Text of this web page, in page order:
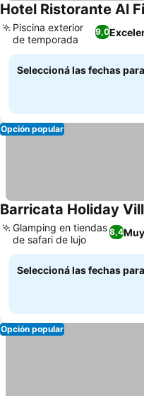
Hotel Ristorante Al
9,0
Piscina exterior
de temporada
Seleccioná las fechas
Opción popular
Barricata Holiday
8,4
Glamping en tiendas
de safari de lujo
Seleccioná las fechas
Opción popular